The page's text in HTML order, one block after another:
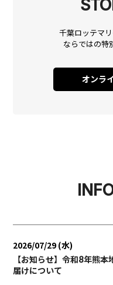
千葉ロッテマ
ならではの特
オンラ
2026/07/29 (水)
【お知らせ】令和8年熊
届けについて